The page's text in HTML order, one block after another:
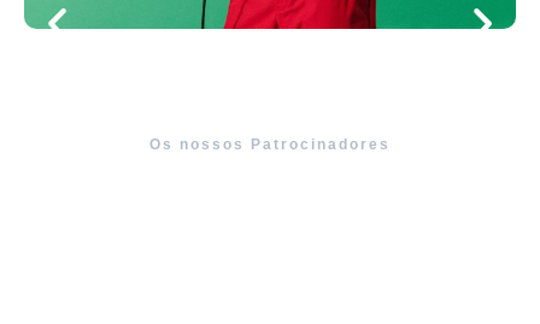
Os nossos Patrocinadores